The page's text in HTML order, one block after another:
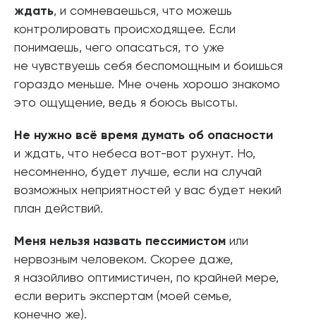
ждать, и сомневаешься, что можешь
контролировать происходящее. Если
понимаешь, чего опасаться, то уже
не чувствуешь себя беспомощным и боишься
гораздо меньше. Мне очень хорошо знакомо
это ощущение, ведь я боюсь высоты.
Не нужно всё время думать об опасности
и ждать, что небеса вот-вот рухнут. Но,
несомненно, будет лучше, если на случай
возможных неприятностей у вас будет некий
план действий.
Меня нельзя назвать пессимистом или
нервозным человеком. Скорее даже,
я назойливо оптимистичен, по крайней мере,
если верить экспертам (моей семье,
конечно же).